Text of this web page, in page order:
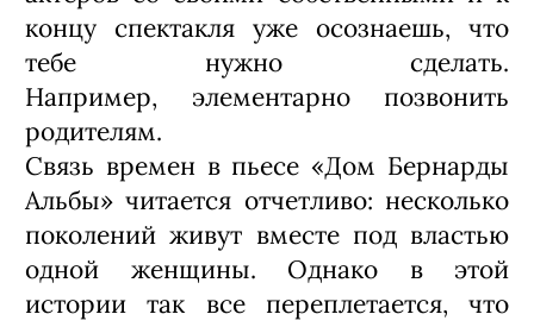
Легко ли понять зрителю
безмолвную постановку?
Спектакль без слов – это калейдоскоп:
одни и те же события можно
прочитывать по-разному. Зритель, как
правило, подсознательно сравнивает
происходящее на сцене со знакомыми
ситуациями и, исходя из своего опыта,
понимает, о чем идет речь. И эти